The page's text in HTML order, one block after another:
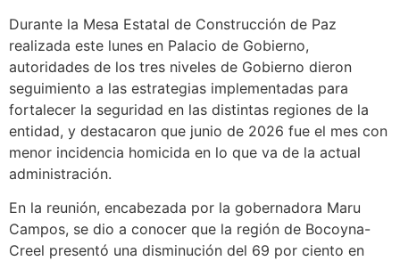
Durante la Mesa Estatal de Construcción de Paz
realizada este lunes en Palacio de Gobierno,
autoridades de los tres niveles de Gobierno dieron
seguimiento a las estrategias implementadas para
fortalecer la seguridad en las distintas regiones de la
entidad, y destacaron que junio de 2026 fue el mes con
menor incidencia homicida en lo que va de la actual
administración.
En la reunión, encabezada por la gobernadora Maru
Campos, se dio a conocer que la región de Bocoyna-
Creel presentó una disminución del 69 por ciento en